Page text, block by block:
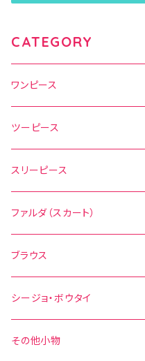
CATEGORY
ワンピース
水玉
花柄
無地
その他の柄
ツーピース
水玉
花柄
無地
その他の柄
スリーピース
ファルダ（スカート）
水玉
花柄
無地
ブラウス
水玉
花柄
シージョ・ボウタイ
シージョ
その他小物